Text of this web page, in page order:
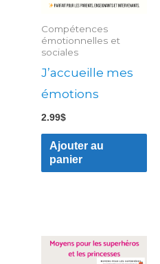
Compétences
émotionnelles et
sociales
J’accueille mes
émotions
2.99$
Ajouter au
panier